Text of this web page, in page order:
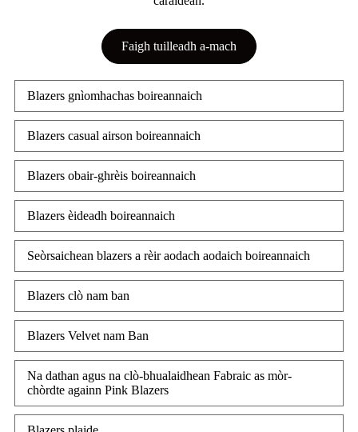
Faigh tuilleadh a-mach
Blazers gnìomhachas boireannaich
Blazers casual airson boireannaich
Blazers obair-ghrèis boireannaich
Blazers èideadh boireannaich
Seòrsaichean blazers a rèir aodach aodaich boireannaich
Blazers clò nam ban
Blazers Velvet nam Ban
Na dathan agus na clò-bhualaidhean Fabraic as mòr-
chòrdte againn Pink Blazers